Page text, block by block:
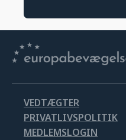
VEDTÆGTER
PRIVATLIVSPOLITIK
MEDLEMSLOGIN